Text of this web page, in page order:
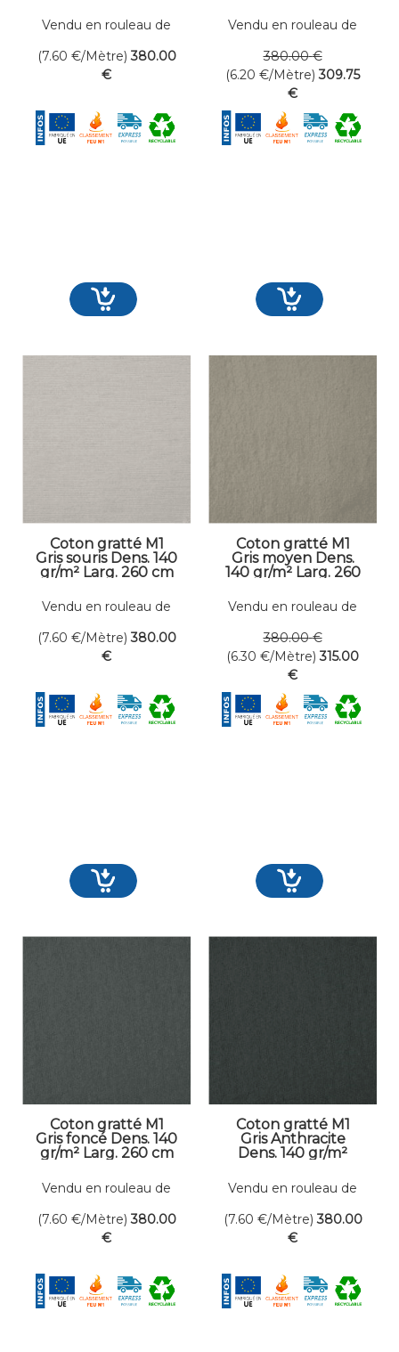
Vendu en rouleau de
(7.60 €/Mètre) 380.00
€
Vendu en rouleau de
380.00 €
(6.20 €/Mètre) 309.75
€
Coton gratté M1
Gris souris Dens. 140
gr/m² Larg. 260 cm
Vendu en rouleau de
(7.60 €/Mètre) 380.00
€
Coton gratté M1
Gris moyen Dens.
140 gr/m² Larg. 260
Vendu en rouleau de
380.00 €
(6.30 €/Mètre) 315.00
€
Coton gratté M1
Gris foncé Dens. 140
gr/m² Larg. 260 cm
Vendu en rouleau de
(7.60 €/Mètre) 380.00
€
Coton gratté M1
Gris Anthracite
Dens. 140 gr/m²
Vendu en rouleau de
(7.60 €/Mètre) 380.00
€